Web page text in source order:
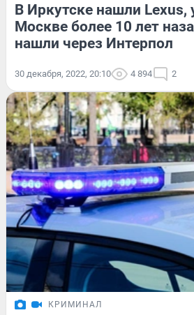
В Иркутске нашли Lexus,
Москве более 10 лет
нашли через Интерпол
30 декабря, 2022, 20:10 4 894 2
КРИМИНАЛ